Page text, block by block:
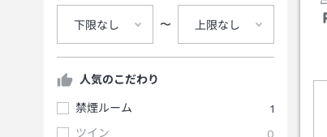
下限なし 〜 上限なし
人気のこだわり
禁煙ルーム
1
ツイン
0